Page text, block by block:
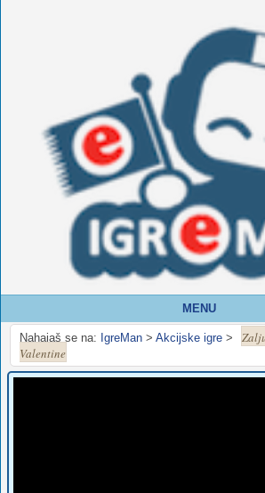
MENU
Nahajaš se na: IgreMan > Akcijske igre >
Valentine